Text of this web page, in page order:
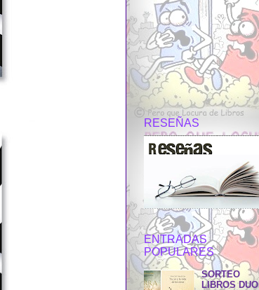
RESEÑAS
ENTRADAS
POPULARES
SORTEO
LIBROS